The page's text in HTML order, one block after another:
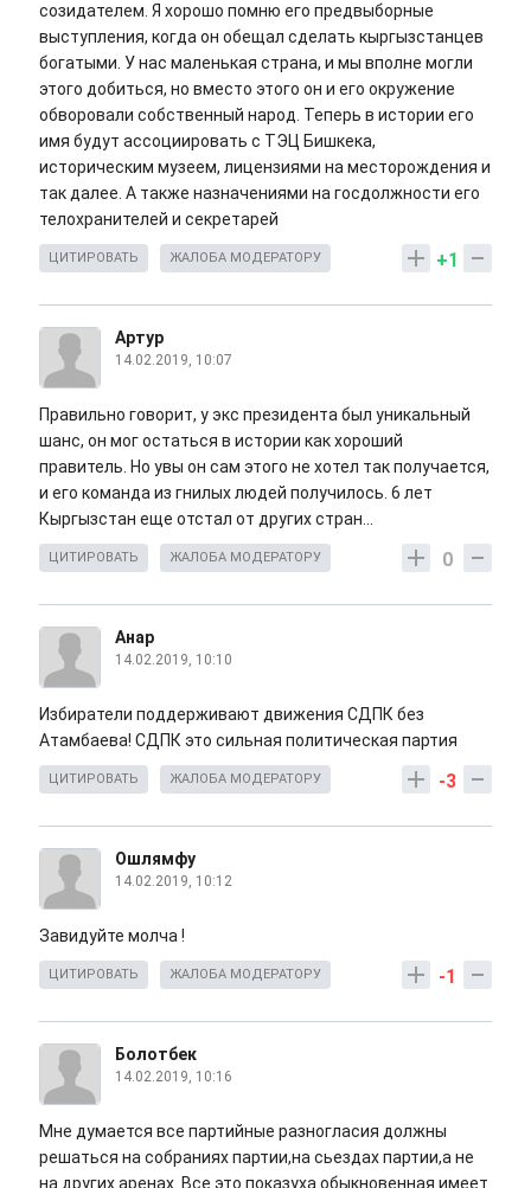
созидателем. Я хорошо помню его предвыборные
выступления, когда он обещал сделать кыргызстанцев
богатыми. У нас маленькая страна, и мы вполне могли
этого добиться, но вместо этого он и его окружение
обворовали собственный народ. Теперь в истории его
имя будут ассоциировать с ТЭЦ Бишкека,
историческим музеем, лицензиями на месторождения и
так далее. А также назначениями на госдолжности его
телохранителей и секретарей
+1
ЦИТИРОВАТЬ ЖАЛОБА МОДЕРАТОРУ
Артур
14.02.2019, 10:07
Правильно говорит, у экс президента был уникальный
шанс, он мог остаться в истории как хороший
правитель. Но увы он сам этого не хотел так получается,
и его команда из гнилых людей получилось. 6 лет
Кыргызстан еще отстал от других стран...
0
ЦИТИРОВАТЬ ЖАЛОБА МОДЕРАТОРУ
Анар
14.02.2019, 10:10
Избиратели поддерживают движения СДПК без
Атамбаева! СДПК это сильная политическая партия
-3
ЦИТИРОВАТЬ ЖАЛОБА МОДЕРАТОРУ
Ошлямфу
14.02.2019, 10:12
Завидуйте молча !
-1
ЦИТИРОВАТЬ ЖАЛОБА МОДЕРАТОРУ
Болотбек
14.02.2019, 10:16
Мне думается все партийные разногласия должны
решаться на собраниях партии,на сьездах партии,а не
на других аренах. Все это показуха обыкновенная имеет